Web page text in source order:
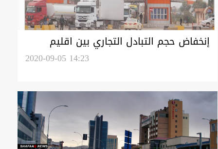
إنخفاض حجم التبادل التجاري بين اقليم
كوردستان وتركيا بمقدار مليار دولار2020-09-05 14:23